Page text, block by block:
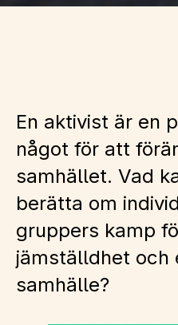
En aktivist är en
något för att
samhället. Vad
berätta om
gruppers kamp
jämställdhet och
samhälle?